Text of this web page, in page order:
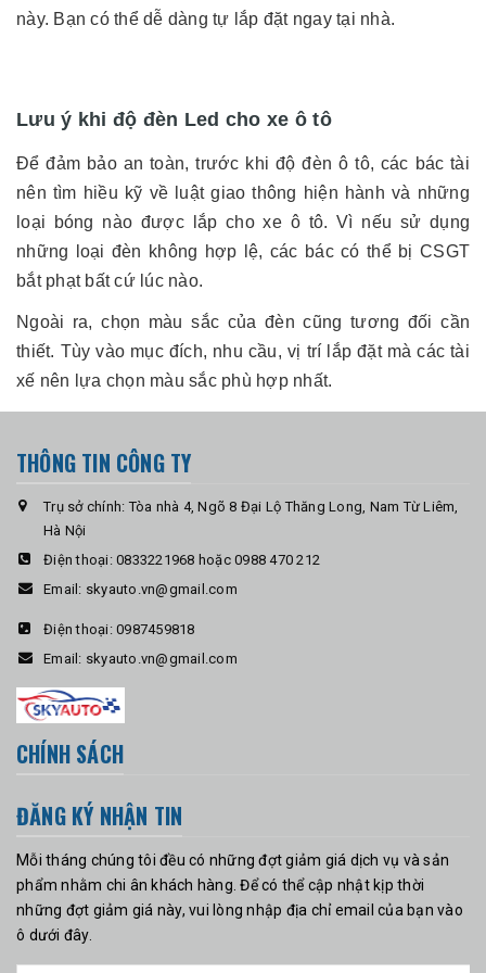
này. Bạn có thể dễ dàng tự lắp đặt ngay tại nhà.
Lưu ý khi độ đèn Led cho xe ô tô
Để đảm bảo an toàn, trước khi độ đèn ô tô, các bác tài
nên tìm hiều kỹ về luật giao thông hiện hành và những
loại bóng nào được lắp cho xe ô tô. Vì nếu sử dụng
những loại đèn không hợp lệ, các bác có thể bị CSGT
bắt phạt bất cứ lúc nào.
Ngoài ra, chọn màu sắc của đèn cũng tương đối cần
thiết. Tùy vào mục đích, nhu cầu, vị trí lắp đặt mà các tài
xế nên lựa chọn màu sắc phù hợp nhất.
THÔNG TIN CÔNG TY
Trụ sở chính: Tòa nhà 4, Ngõ 8 Đại Lộ Thăng Long, Nam Từ Liêm,
Hà Nội
Điện thoại: 0833221968 hoặc 0988 470 212
Email: skyauto.vn@gmail.com
Điện thoại: 0987459818
Email: skyauto.vn@gmail.com
CHÍNH SÁCH
ĐĂNG KÝ NHẬN TIN
Mỗi tháng chúng tôi đều có những đợt giảm giá dịch vụ và sản
phẩm nhằm chi ân khách hàng. Để có thể cập nhật kịp thời
những đợt giảm giá này, vui lòng nhập địa chỉ email của bạn vào
ô dưới đây.